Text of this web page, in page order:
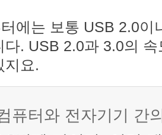
에는 보통 USB 2.0이
다. USB 2.0과 3.0의
지요.
퓨터와 전자기기 간